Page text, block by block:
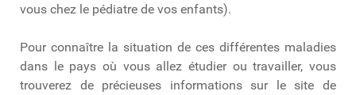
vous chez le pédiatre de vos enfants).
Pour connaître la situation de ces différentes maladies
dans le pays où vous allez étudier ou travailler, vous
trouverez de précieuses informations sur le site de